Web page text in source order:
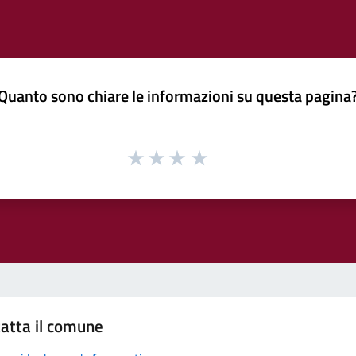
sono chiare le informazioni su questa
il comune